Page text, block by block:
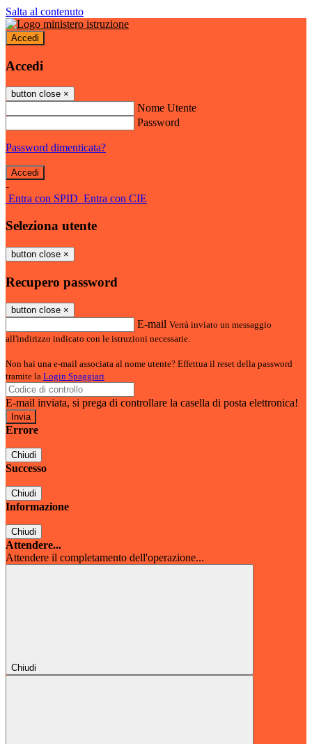
Salta al contenuto
Accedi
Accedi
button close ×
Nome Utente
Password
Password dimenticata?
-
Entra con SPID Entra con CIE
Seleziona utente
button close ×
Recupero password
button close ×
E-mail Verrà inviato un messaggio
all'indirizzo indicato con le istruzioni necessarie.
Non hai una e-mail associata al nome utente? Effettua il reset della password
tramite la Login Spaggiari
E-mail inviata, si prega di controllare la casella di posta elettronica!
Errore
Chiudi
Successo
Chiudi
Informazione
Chiudi
Attendere...
Attendere il completamento dell'operazione...
Chiudi